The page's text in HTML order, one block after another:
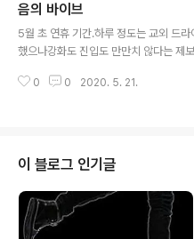
는 어느 저녁.김치찌개가 너무 먹고 싶었
사람이 그렇게 많더니더 넓은 곳으로 이
적북적하다. 다시 먹어보니 인정!그때는
찌개는 1인분만 곁들여서찌개에 고기가
랐고, 주물럭에 실망한 마음이 너무도 큰
음의 바이브
5월 초 연휴 기간.하루 정도는 교외 드라
했으나강화도 진입도 만만치 않다는 제
를 잡고 싶은 남편.오늘도 배달앱인가 하
사진은 생략. 부끄러우니까요...) 여의도
너무 센 것 같다.그 뒤로는 어떤 제육을
거참...하지만 여기도 여기 나름의 맛과
러운 반찬에, 너무 친절하시고,무엇보다
이런 면면이 마음에 콕 와닿아근처를 지
0 0 2020. 5. 21.
이 블로그 인기글